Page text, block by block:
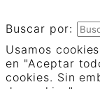
Buscar por:
Usamos
en "Aceptar
cookies. Sin